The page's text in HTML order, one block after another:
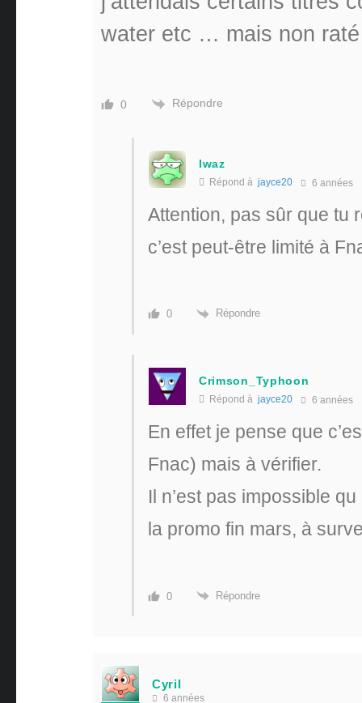
water etc … mais non
0 Répondre
lwaz
Répond à jayce20 6 années
Attention, pas sûr que tu
c’est peut-être limité à
0 Répondre
Crimson_Typhoon
Répond à jayce20 6 années
En effet je pense que
Fnac) mais à vérifier.
Il n’est pas impossible
la promo fin mars, à
0 Répondre
Cyril
6 années